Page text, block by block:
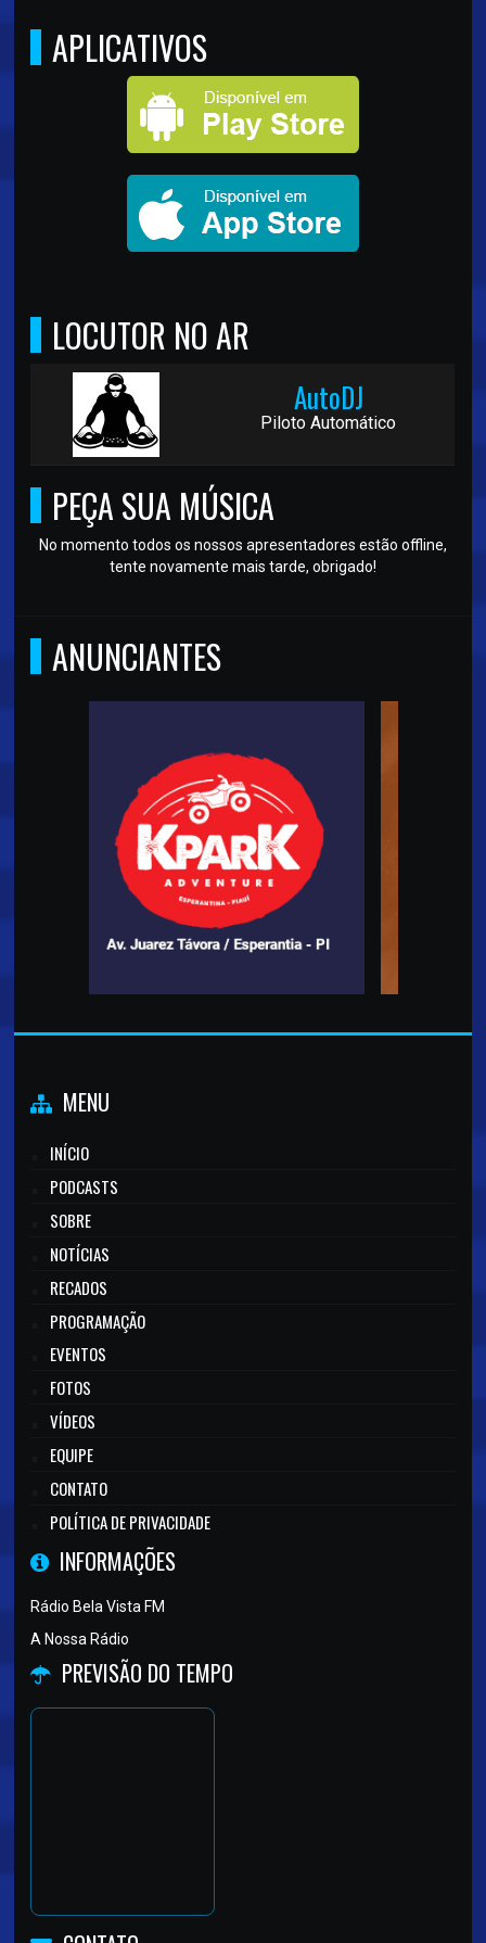
APLICATIVOS
LOCUTOR NO AR
AutoDJ
Piloto Automático
PEÇA SUA MÚSICA
No momento todos os nossos apresentadores estão offline,
tente novamente mais tarde, obrigado!
ANUNCIANTES
MENU
INÍCIO
PODCASTS
SOBRE
NOTÍCIAS
RECADOS
PROGRAMAÇÃO
EVENTOS
FOTOS
VÍDEOS
EQUIPE
CONTATO
POLÍTICA DE PRIVACIDADE
INFORMAÇÕES
Rádio Bela Vista FM
A Nossa Rádio
PREVISÃO DO TEMPO